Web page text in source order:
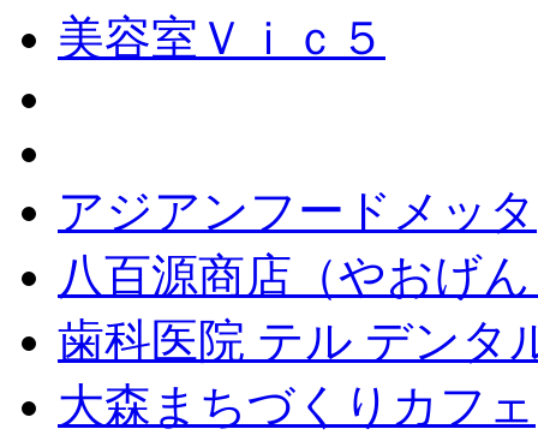
美容室Ｖｉｃ５
アジアンフードメッタ
八百源商店（やおげ
歯科医院 テル デンタ
大森まちづくりカフェ